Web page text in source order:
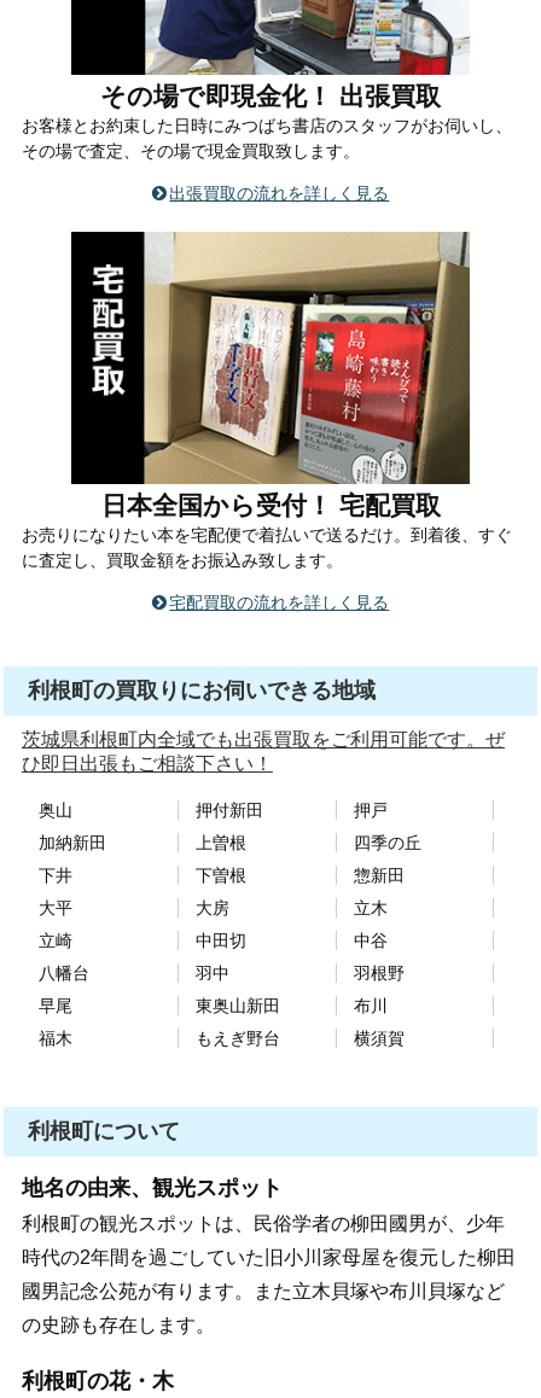
その場で即現金化！ 出張買取
お客様とお約束した日時にみつばち書店のスタッフがお伺いし、
その場で査定、その場で現金買取致します。
出張買取の流れを詳しく見る
日本全国から受付！ 宅配買取
お売りになりたい本を宅配便で着払いで送るだけ。到着後、すぐ
に査定し、買取金額をお振込み致します。
宅配買取の流れを詳しく見る
利根町の買取りにお伺いできる地域
茨城県利根町内全域でも出張買取をご利用可能です。ぜ
ひ即日出張もご相談下さい！
奥山 押付新田
押戸
加納新田
上曽根
四季の丘
下井
下曽根
惣新田
大平
大房
立木
立崎
中田切
中谷
八幡台
羽中
羽根野
早尾
東奥山新田
布川
福木
もえぎ野台 横須賀
利根町について
地名の由来、観光スポット
利根町の観光スポットは、民俗学者の柳田國男が、少年
時代の2年間を過ごしていた旧小川家母屋を復元した柳田
國男記念公苑が有ります。また立木貝塚や布川貝塚など
の史跡も存在します。
利根町の花・木